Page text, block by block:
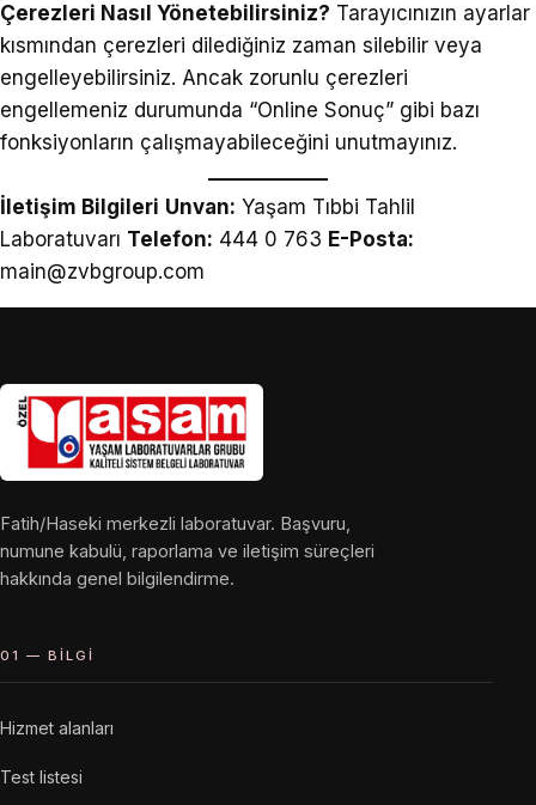
Çerezleri Nasıl Yönetebilirsiniz? Tarayıcınızın ayarlar
kısmından çerezleri dilediğiniz zaman silebilir veya
engelleyebilirsiniz. Ancak zorunlu çerezleri
engellemeniz durumunda “Online Sonuç” gibi bazı
fonksiyonların çalışmayabileceğini unutmayınız.
İletişim Bilgileri Unvan: Yaşam Tıbbi Tahlil
Laboratuvarı Telefon: 444 0 763 E-Posta:
main@zvbgroup.com
Fatih/Haseki merkezli laboratuvar. Başvuru,
numune kabulü, raporlama ve iletişim süreçleri
hakkında genel bilgilendirme.
01 — BILGI
Hizmet alanları
Test listesi